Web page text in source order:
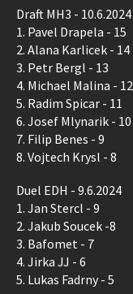
Draft MH3 - 10.6.2024
1. Pavel Drapela - 15
2. Alana Karlicek - 14
3. Petr Bergl - 13
4. Michael Malina - 12
5. Radim Spicar - 11
6. Josef Mlynarik - 10
7. Filip Benes - 9
8. Vojtech Krysl - 8
Duel EDH - 9.6.2024
1. Jan Stercl - 9
2. Jakub Soucek -8
3. Bafomet - 7
4. Jirka JJ - 6
5. Lukas Fadrny - 5